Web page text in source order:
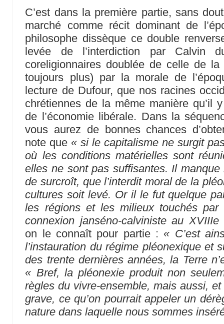
C’est dans la première partie, sans
marché comme récit dominant de
philosophe dissèque ce double
levée de l’interdiction par
coreligionnaires doublée de celle de la
toujours plus) par la morale de
lecture de Dufour, que nos racines
chrétiennes de la même manière qu’il
de l’économie libérale. Dans la
vous aurez de bonnes chances
note que « si le capitalisme ne surgit
où les conditions matérielles sont
elles ne sont pas suffisantes. Il
de surcroît, que l’interdit moral de la
cultures soit levé. Or il le fut quelque
les régions et les milieux touchés
connexion janséno-calviniste au
on le connaît pour partie : « C’est
l’instauration du régime pléonexique et
des trente dernières années, la Terre
« Bref, la pléonexie produit non
règles du vivre-ensemble, mais aussi,
grave, ce qu’on pourrait appeler un
nature dans laquelle nous sommes